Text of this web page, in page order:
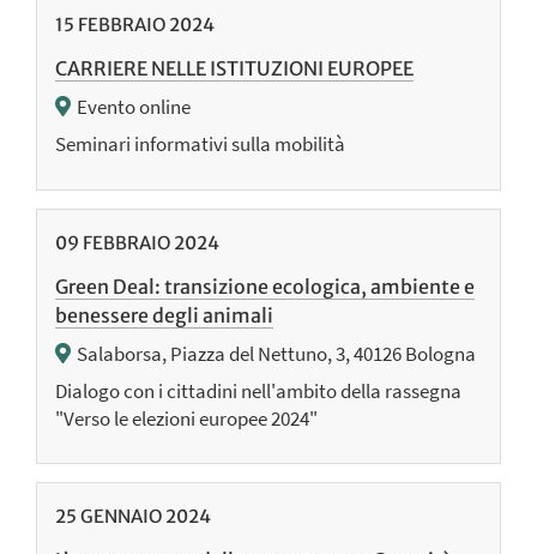
15 FEBBRAIO 2024
CARRIERE NELLE ISTITUZIONI EUROPEE
Evento online
Seminari informativi sulla mobilità
09 FEBBRAIO 2024
Green Deal: transizione ecologica, ambiente e
benessere degli animali
Salaborsa, Piazza del Nettuno, 3, 40126 Bologna
Dialogo con i cittadini nell'ambito della rassegna
"Verso le elezioni europee 2024"
25 GENNAIO 2024